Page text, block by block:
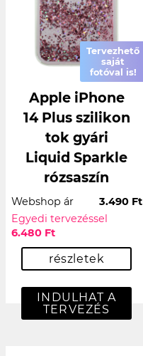
Tervezhető
saját
fotóval is!
Apple iPhone
14 Plus szilikon
tok gyári
Liquid Sparkle
rózsaszín
Webshop ár
3.490 Ft
Egyedi tervezéssel
6.480 Ft
részletek
INDULHAT A
TERVEZÉS